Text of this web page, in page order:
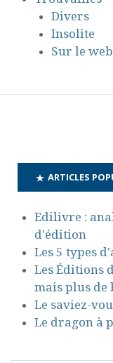
Divers
Insolite
Sur le web
ARTICLES
Edilivre :
d'édition
Les 5 types
Les Éditions
mais plus
Le saviez-
Le dragon à